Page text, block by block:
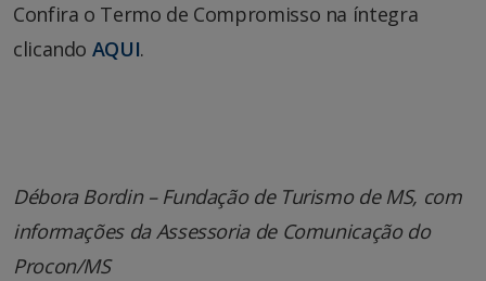
Confira o Termo de Compromisso na íntegra
clicando AQUI.
Débora Bordin – Fundação de Turismo de MS, com
informações da Assessoria de Comunicação do
Procon/MS